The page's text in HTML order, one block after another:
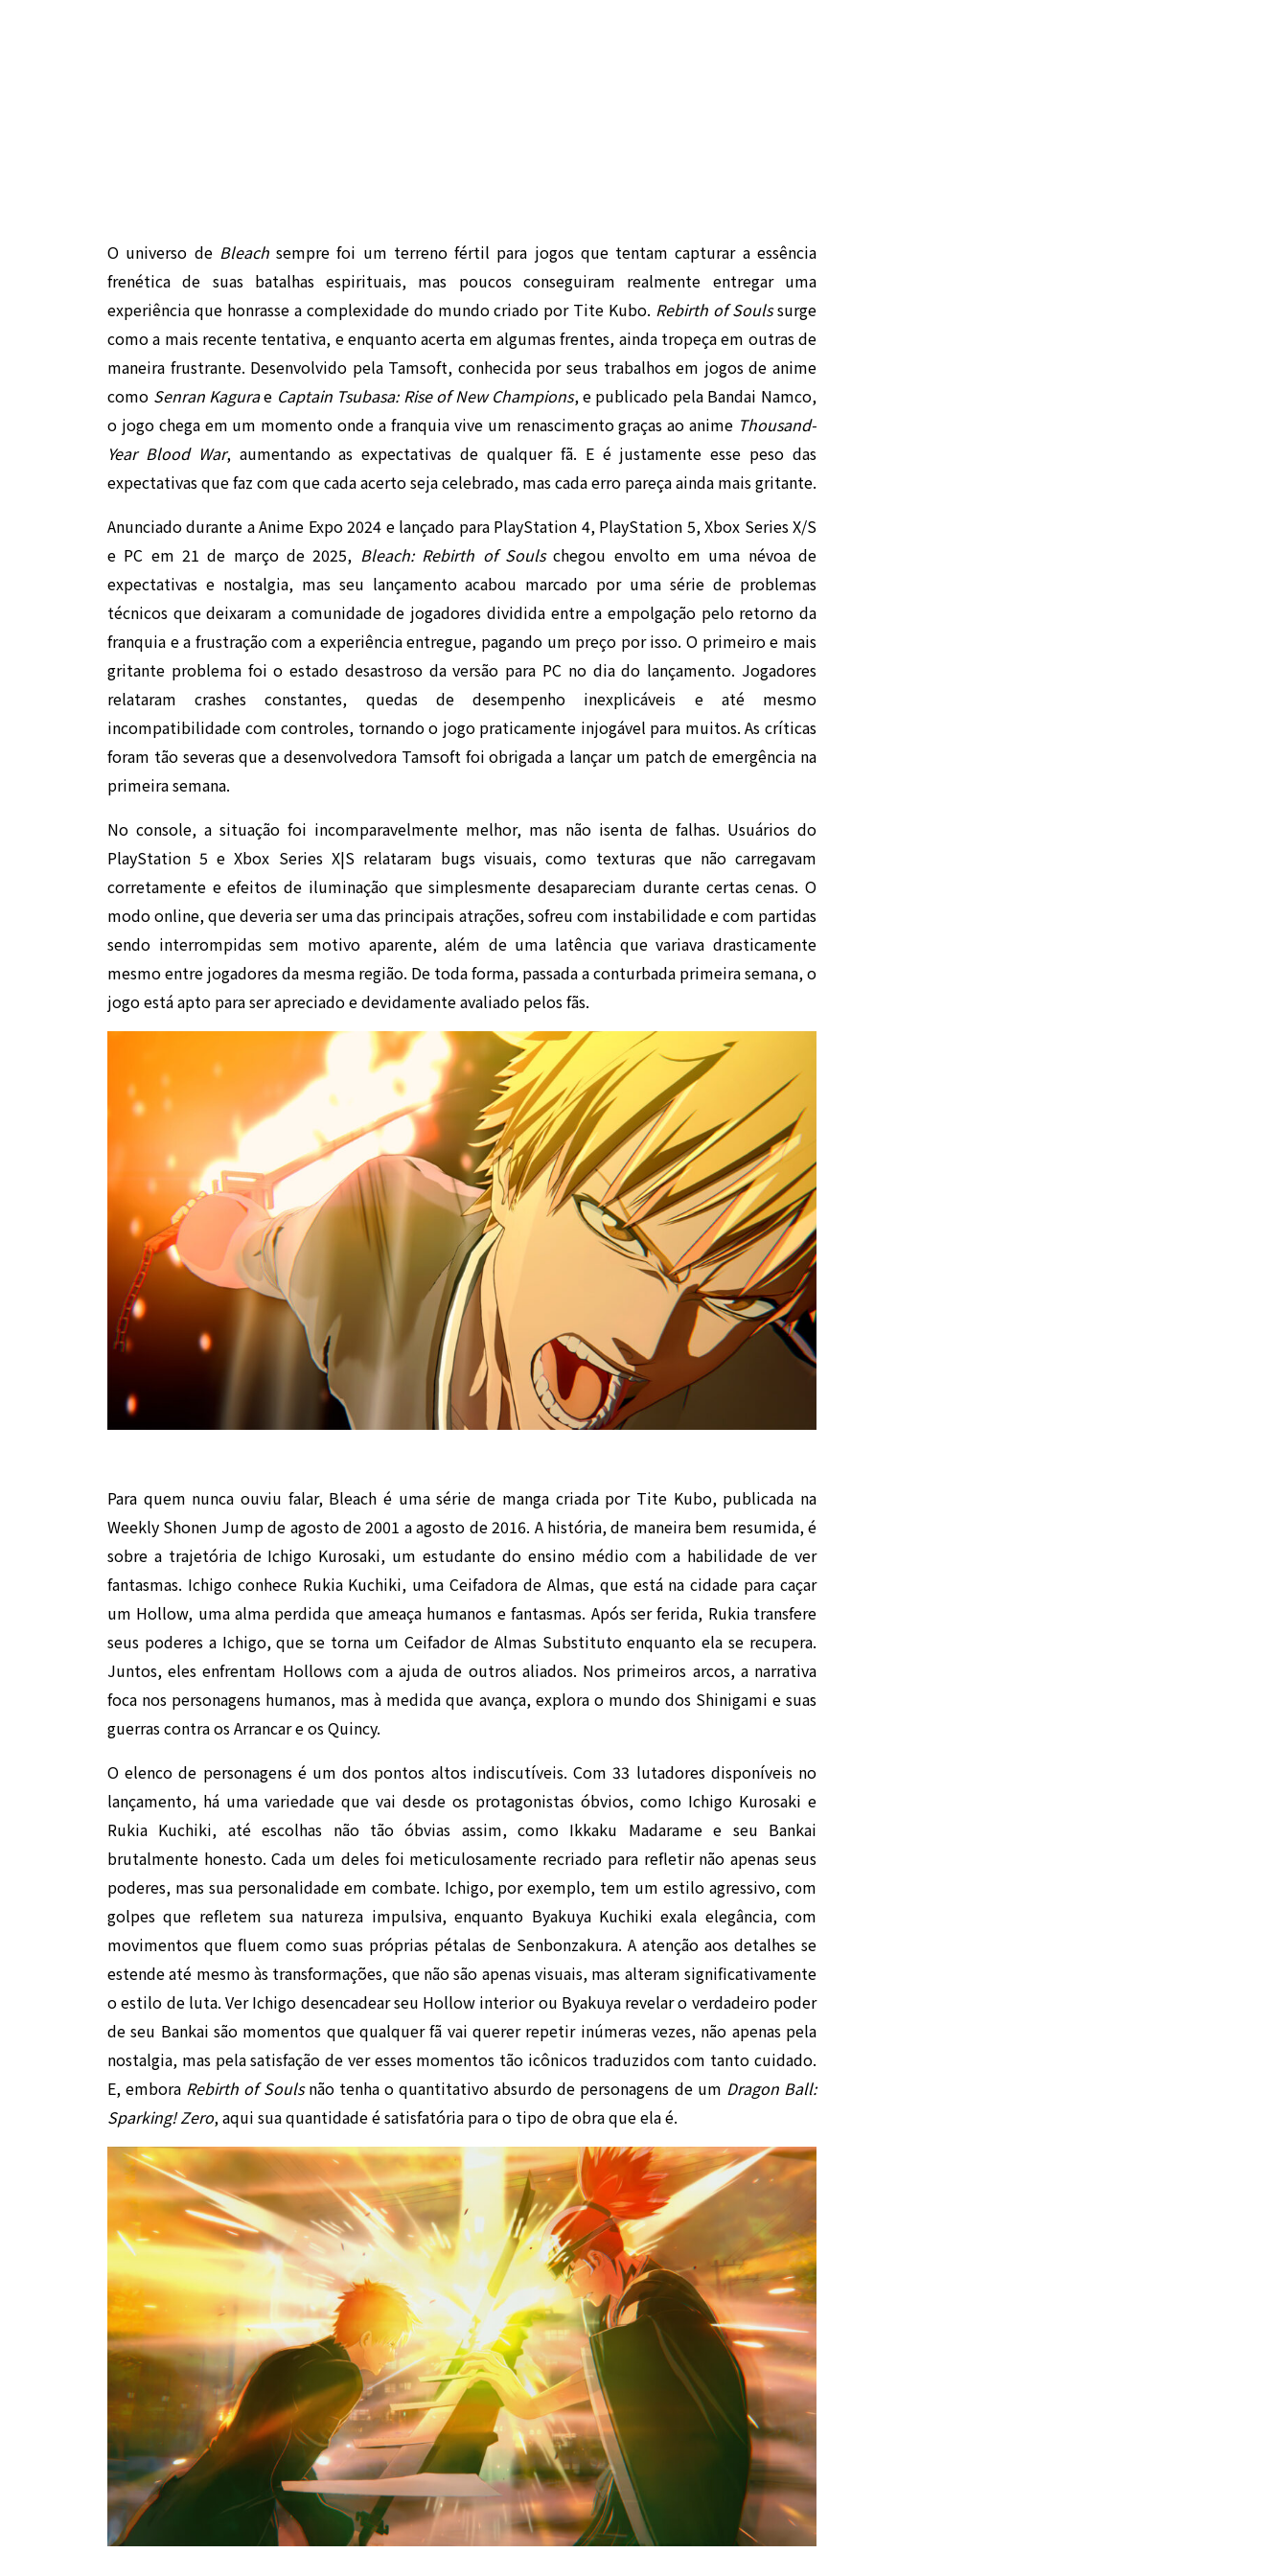
O universo de Bleachsempre foi um terreno fértil para jogos que tentam capturar a essência
frenética de suas batalhas espirituais, mas poucos conseguiram realmente entregar uma
experiência que honrasse a complexidade do mundo criado por Tite Kubo. Rebirth of Soulssurge
como a mais recente tentativa, e enquanto acerta em algumas frentes, ainda tropeça em outras de
maneira frustrante. Desenvolvido pela Tamsoft, conhecida por seus trabalhos em jogos de anime
como Senran Kagurae Captain Tsubasa: Rise of New Champions, e publicado pela Bandai Namco,
o jogo chega em um momento onde a franquia vive um renascimento graças ao anime Thousand-
Year Blood War, aumentando as expectativas de qualquer fã. E é justamente esse peso das
expectativas que faz com que cada acerto seja celebrado, mas cada erro pareça ainda mais gritante.
Anunciado durante a Anime Expo 2024 e lançado para PlayStation 4, PlayStation 5, Xbox Series X/S
e PC em 21 de março de 2025, Bleach: Rebirth of Soulschegou envolto em uma névoa de
expectativas e nostalgia, mas seu lançamento acabou marcado por uma série de problemas
técnicos que deixaram a comunidade de jogadores dividida entre a empolgação pelo retorno da
franquia e a frustração com a experiência entregue, pagando um preço por isso. O primeiro e mais
gritante problema foi o estado desastroso da versão para PC no dia do lançamento. Jogadores
relataram crashes constantes, quedas de desempenho inexplicáveis e até mesmo
incompatibilidade com controles, tornando o jogo praticamente injogável para muitos. As críticas
foram tão severas que a desenvolvedora Tamsoft foi obrigada a lançar um patch de emergência na
primeira semana.
No console, a situação foi incomparavelmente melhor, mas não isenta de falhas. Usuários do
PlayStation 5 e Xbox Series X|S relataram bugs visuais, como texturas que não carregavam
corretamente e efeitos de iluminação que simplesmente desapareciam durante certas cenas. O
modo online, que deveria ser uma das principais atrações, sofreu com instabilidade e com partidas
sendo interrompidas sem motivo aparente, além de uma latência que variava drasticamente
mesmo entre jogadores da mesma região. De toda forma, passada a conturbada primeira semana, o
jogo está apto para ser apreciado e devidamente avaliado pelos fãs.
Para quem nunca ouviu falar, Bleach é uma série de manga criada por Tite Kubo, publicada na
Weekly Shonen Jump de agosto de 2001 a agosto de 2016. A história, de maneira bem resumida, é
sobre a trajetória de Ichigo Kurosaki, um estudante do ensino médio com a habilidade de ver
fantasmas. Ichigo conhece Rukia Kuchiki, uma Ceifadora de Almas, que está na cidade para caçar
um Hollow, uma alma perdida que ameaça humanos e fantasmas. Após ser ferida, Rukia transfere
seus poderes a Ichigo, que se torna um Ceifador de Almas Substituto enquanto ela se recupera.
Juntos, eles enfrentam Hollows com a ajuda de outros aliados. Nos primeiros arcos, a narrativa
foca nos personagens humanos, mas à medida que avança, explora o mundo dos Shinigami e suas
guerras contra os Arrancar e os Quincy.
O elenco de personagens é um dos pontos altos indiscutíveis. Com 33 lutadores disponíveis no
lançamento, há uma variedade que vai desde os protagonistas óbvios, como Ichigo Kurosaki e
Rukia Kuchiki, até escolhas não tão óbvias assim, como Ikkaku Madarame e seu Bankai
brutalmente honesto. Cada um deles foi meticulosamente recriado para refletir não apenas seus
poderes, mas sua personalidade em combate. Ichigo, por exemplo, tem um estilo agressivo, com
golpes que refletem sua natureza impulsiva, enquanto Byakuya Kuchiki exala elegância, com
movimentos que fluem como suas próprias pétalas de Senbonzakura. A atenção aos detalhes se
estende até mesmo às transformações, que não são apenas visuais, mas alteram significativamente
o estilo de luta. Ver Ichigo desencadear seu Hollow interior ou Byakuya revelar o verdadeiro poder
de seu Bankai são momentos que qualquer fã vai querer repetir inúmeras vezes, não apenas pela
nostalgia, mas pela satisfação de ver esses momentos tão icônicos traduzidos com tanto cuidado.
E, embora Rebirth of Soulsnão tenha o quantitativo absurdo de personagens de um Dragon Ball:
Sparking! Zero, aqui sua quantidade é satisfatória para o tipo de obra que ela é.